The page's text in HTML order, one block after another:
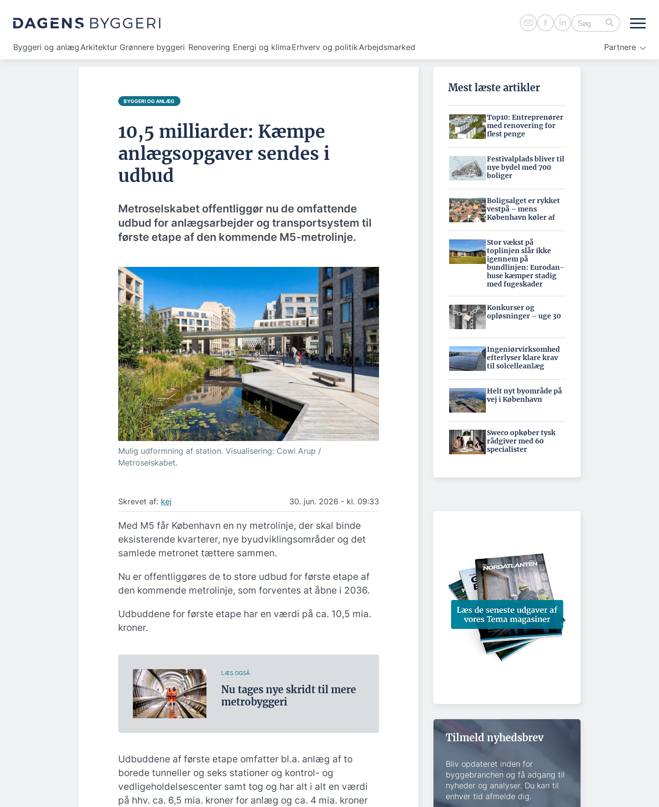
Byggeri og anlægArkitektur Grønnere byggeri Renovering Energi og klima Erhverv og politikArbejdsmarked Partnere
BYGGERI OG ANLÆG
10,5 milliarder: Kæmpe
anlægsopgaver sendes i
udbud
Metroselskabet offentliggør nu de omfattende
udbud for anlægsarbejder og transportsystem til
første etape af den kommende M5-metrolinje.
Mulig udformning af station. Visualisering: Cowi Arup /
Metroselskabet.
Skrevet af: kej 30. jun. 2026 - kl. 09:33
Med M5 får København en ny metrolinje, der skal binde
eksisterende kvarterer, nye byudviklingsområder og det
samlede metronet tættere sammen.
Nu er offentliggøres de to store udbud for første etape af
den kommende metrolinje, som forventes at åbne i 2036.
Udbuddene for første etape har en værdi på ca. 10,5 mia.
kroner.
LÆS OGSÅ
Nu tages nye skridt til mere
metrobyggeri
Udbuddene af første etape omfatter bl.a. anlæg af to
borede tunneller og seks stationer og kontrol- og
vedligeholdelsescenter samt tog og har alt i alt en værdi
på hhv. ca. 6,5 mia. kroner for anlæg og ca. 4 mia. kroner
Mest læste artikler
Top10: Entreprenører
med renovering for
flest penge
Festivalplads bliver til
nye bydel med 700
boliger
Boligsalget er rykket
vestpå – mens
København køler af
Stor vækst på
toplinjen slår ikke
igennem på
bundlinjen: Eurodan-
huse kæmper stadig
med fugeskader
Konkurser og
opløsninger – uge 30
Ingeniørvirksomhed
efterlyser klare krav
til solcelleanlæg
Helt nyt byområde på
vej i København
Sweco opkøber tysk
rådgiver med 60
specialister
Tilmeld nyhedsbrev
Bliv opdateret inden for
byggebranchen og få adgang til
nyheder og analyser. Du kan til
enhver tid afmelde dig.